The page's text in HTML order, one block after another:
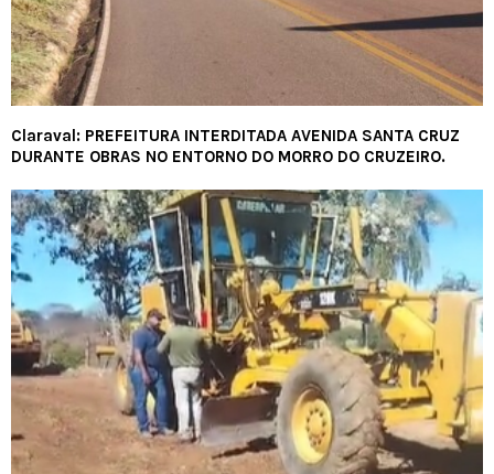
Claraval: PREFEITURA INTERDITADA AVENIDA SANTA CRUZ
DURANTE OBRAS NO ENTORNO DO MORRO DO CRUZEIRO.